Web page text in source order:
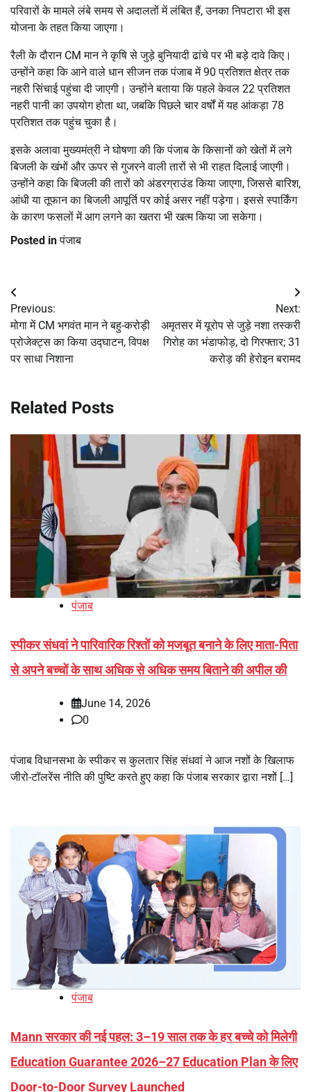
परिवारों के मामले लंबे समय से अदालतों में लंबित हैं, उनका निपटारा भी इस
योजना के तहत किया जाएगा।
रैली के दौरान CM मान ने कृषि से जुड़े बुनियादी ढांचे पर भी बड़े दावे किए।
उन्होंने कहा कि आने वाले धान सीजन तक पंजाब में 90 प्रतिशत क्षेत्र तक
नहरी सिंचाई पहुंचा दी जाएगी। उन्होंने बताया कि पहले केवल 22 प्रतिशत
नहरी पानी का उपयोग होता था, जबकि पिछले चार वर्षों में यह आंकड़ा 78
प्रतिशत तक पहुंच चुका है।
इसके अलावा मुख्यमंत्री ने घोषणा की कि पंजाब के किसानों को खेतों में लगे
बिजली के खंभों और ऊपर से गुजरने वाली तारों से भी राहत दिलाई जाएगी।
उन्होंने कहा कि बिजली की तारों को अंडरग्राउंड किया जाएगा, जिससे बारिश,
आंधी या तूफान का बिजली आपूर्ति पर कोई असर नहीं पड़ेगा। इससे स्पार्किंग
के कारण फसलों में आग लगने का खतरा भी खत्म किया जा सकेगा।
Posted inपंजाब
Post
navigation
Previous:
मोगा में CM भगवंत मान ने बहु-करोड़ी
प्रोजेक्ट्स का किया उद्घाटन, विपक्ष
पर साधा निशाना
Next:
अमृतसर में यूरोप से जुड़े नशा तस्करी
गिरोह का भंडाफोड़, दो गिरफ्तार; 31
करोड़ की हेरोइन बरामद
Related Posts
पंजाब
स्पीकर संधवां ने पारिवारिक रिश्तों को मजबूत बनाने के लिए माता-पिता
से अपने बच्चों के साथ अधिक से अधिक समय बिताने की अपील की
June 14, 2026
0
पंजाब विधानसभा के स्पीकर स कुलतार सिंह संधवां ने आज नशों के खिलाफ
जीरो-टॉलरेंस नीति की पुष्टि करते हुए कहा कि पंजाब सरकार द्वारा नशों […]
पंजाब
Mann सरकार की नई पहल: 3–19 साल तक के हर बच्चे को मिलेगी
Education Guarantee 2026–27 Education Plan के लिए
Door-to-Door Survey Launched